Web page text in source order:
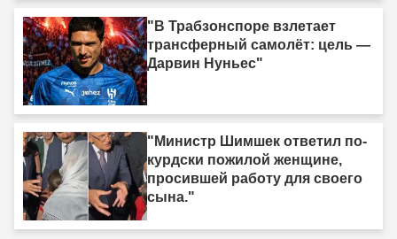
"В Трабзонспоре взлетает
трансферный самолёт: цель —
Дарвин Нуньес"
"Министр Шимшек ответил по-
курдски пожилой женщине,
просившей работу для своего
сына."